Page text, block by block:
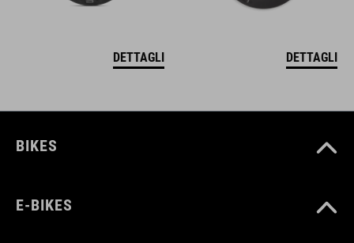
DETTAGLI DETTAGLI
BIKES
E-BIKES